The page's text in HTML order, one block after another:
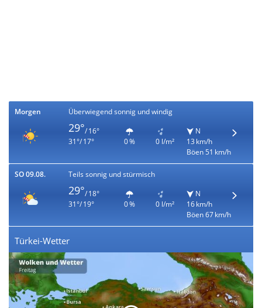
Morgen Überwiegend sonnig und windig
29°/ 16°
31°/ 17°
0 % 0 l/m²
N
13 km/h
Böen 51 km/h
SO 09.08. Teils sonnig und stürmisch
29°/ 18°
31°/ 19°
0 % 0 l/m²
N
16 km/h
Böen 67 km/h
Türkei-Wetter